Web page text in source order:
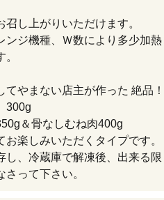
召し上がりいただけます。
ンジ機種、Ｗ数により多少加熱
てやまない店主が作った 絶品！
300g
＆骨なしむね肉400g
お楽しみいただくタイプです。
し、冷蔵庫で解凍後、出来る限
さって下さい。